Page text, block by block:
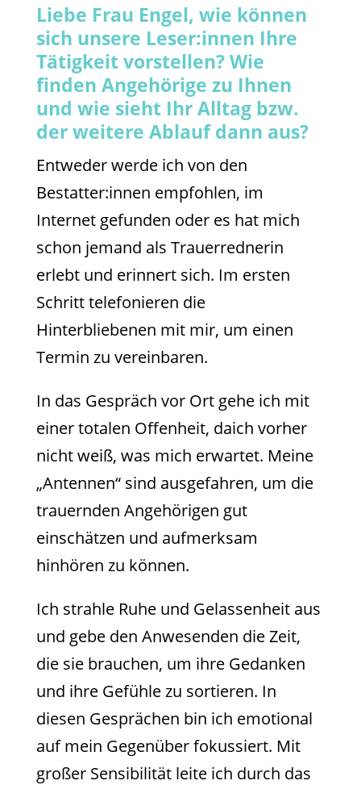
Liebe Frau Engel, wie können
sich unsere Leser:innen Ihre
Tätigkeit vorstellen? Wie
finden Angehörige zu Ihnen
und wie sieht Ihr Alltag bzw.
der weitere Ablauf dann aus?
Entweder werde ich von den
Bestatter:innen empfohlen, im
Internet gefunden oder es hat mich
schon jemand als Trauerrednerin
erlebt und erinnert sich. Im ersten
Schritt telefonieren die
Hinterbliebenen mit mir, um einen
Termin zu vereinbaren.
In das Gespräch vor Ort gehe ich mit
einer totalen Offenheit, daich vorher
nicht weiß, was mich erwartet. Meine
„Antennen“ sind ausgefahren, um die
trauernden Angehörigen gut
einschätzen und aufmerksam
hinhören zu können.
Ich strahle Ruhe und Gelassenheit aus
und gebe den Anwesenden die Zeit,
die sie brauchen, um ihre Gedanken
und ihre Gefühle zu sortieren. In
diesen Gesprächen bin ich emotional
auf mein Gegenüber fokussiert. Mit
großer Sensibilität leite ich durch das